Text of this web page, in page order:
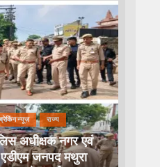
न्यूज़ राज्य
अधीक्षक नगर एवं
जनपद मथुरा